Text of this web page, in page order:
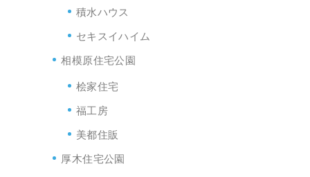
積水ハウス
セキスイハイム
相模原住宅公園
桧家住宅
福工房
美都住販
厚木住宅公園